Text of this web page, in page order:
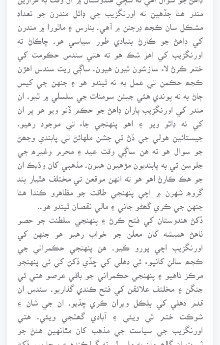
مندر هئا جڏهين ته اورنگزيب جي ڊاٿل مندرن جو تعداد
مشڪل سان ڪجھ ڊرجنن ۾ آهي. بنارس ۽ ماٿورا ۾ مندرن
کي ڊاهڻ جو ڪارڻ بنيادي طور سياسي هو. ڇاڪاڻ ته
اورنگزيب کي اهو شڪ هو ته هتي سندس حڪومت کي
ختم ڪرڻ لاء سازشون ٿيون هيون. ساڳي ريت سندس اهڙن
ڪجھ حڪمن تي عمل به نه ٿيندو هو ۽ جنهن جي کيس
ڄاڻ به نه پوندي هئي جيئن سومناٿ جي سلسلي ۾ ٿيو. ان
مندر کي اورنگزيب پاران ڊاهڻ جو حڪم ڏنو ويو هو پر ان
کي نه ڊاٿو ويو ۽ اهو پنهنجي جاء تي موجود رهيو.
جيستائين هولي جي ڏڻ تي جشن ملهائڻ تي پابندي وجھڻ
جو سوال هو ته هن ساڳي وقت عيد ۽ محرم وغيره جي
جلوسن تي به پابنديون مڙهيون هيون. مذهبي کان وڌيڪ ان
جو هڪ ڪارڻ اهو هو ته انهن موقعن تي مختلف هٿيار بند
گروه شهرن ۾ اچي پنهنجي طاقت جو مظاهرو ڪندا هئا
جنهن جي ڪري گھڻو جاني ۽ مالي نقصان ٿيندو هو..
ڏکڻ هندوستان کي فتح ڪرڻ ۽ پنهنجي سلطنت جو حصو
ٺاهڻ هميشه کان معلن جو خواب رهيو هو جنهن کي
اورنگزيب اچي پورو ڪيو. هن پنهنجي حڪمراني جي
ڪجھ سالن کانپوء ئي دهلي کي ڇڏي ڏکڻ کي ئي پنهنجو
مرڪز ٺاهيو ۽ پنهنجي حڪمراني جو باقي عرصو هتي ئي
جنگن ۽ مخلتف علائقن کي فتح ڪندي گذاريو. سندس ان
قدم دهلي کي بلڪل ويران ڪري ڇڏيو. ان جي شان ۽
شوڪت ختم ٿي ويئي ۽ آبادي گھٽجي ويئي. هتي
اورنگزيب جي سياست جي مذهب کان مٿانهين هئڻ جو
ثبوت ان ڳالھہ مان به ملي ٿو ته گولڪنڊه ۽ بيجا پور ڏکڻ